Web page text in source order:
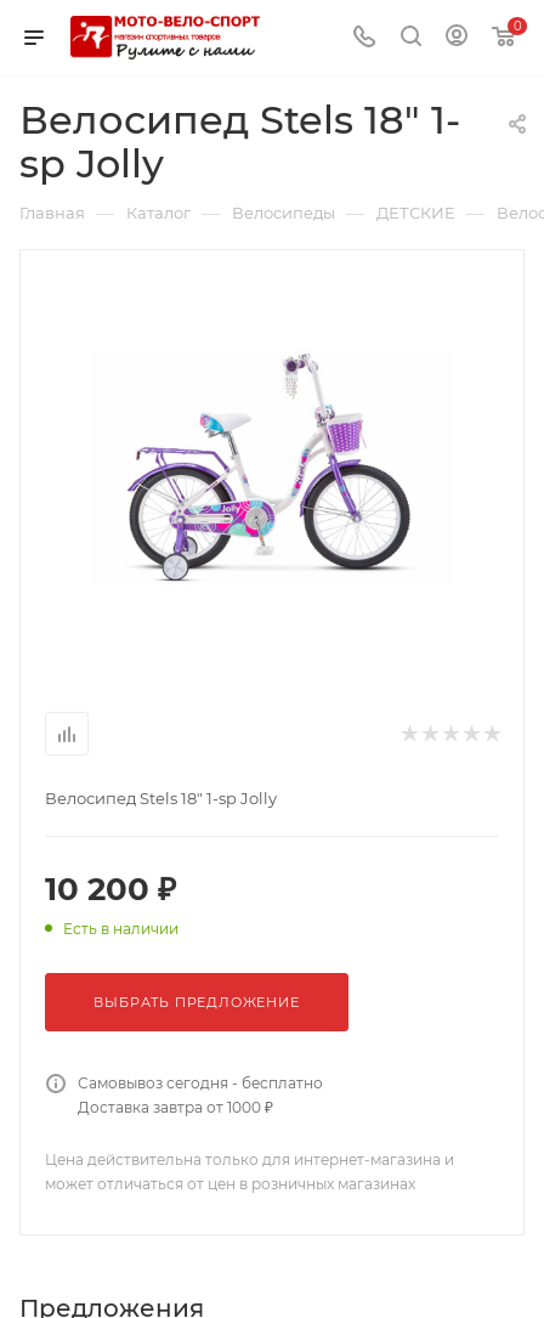
0
Велосипед Stels 18" 1-
sp Jolly
Главная — Каталог — Велосипеды — ДЕТСКИЕ —
Велосипед Stels 18" 1-sp Jolly
10 200 ₽
Есть в наличии
ВЫБРАТЬ ПРЕДЛОЖЕНИЕ
Самовывоз сегодня - бесплатно
Доставка завтра от 1000 ₽
Цена действительна только для интернет-магазина и
может отличаться от цен в розничных магазинах
Предложения